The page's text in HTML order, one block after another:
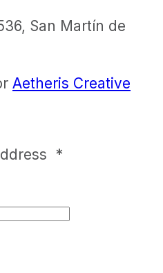
San Martín de
Aetheris Creative
*